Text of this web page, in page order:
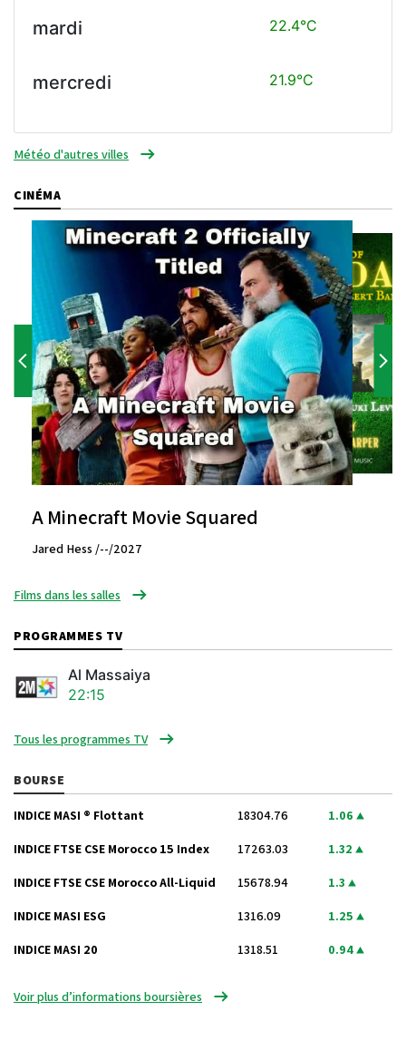
mardi 22.4°C
mercredi 21.9°C
Météo d'autres villes
CINÉMA
A Minecraft Movie Squared
Jared Hess /--/2027
Films dans les salles
PROGRAMMES TV
Al Massaiya
22:15
Tous les programmes TV
BOURSE
INDICE MASI ® Flottant 18304.76 1.06
INDICE FTSE CSE Morocco 15 Index 17263.03 1.32
INDICE FTSE CSE Morocco All-Liquid 15678.94 1.3
INDICE MASI ESG 1316.09 1.25
INDICE MASI 20 1318.51 0.94
Voir plus d’informations boursières